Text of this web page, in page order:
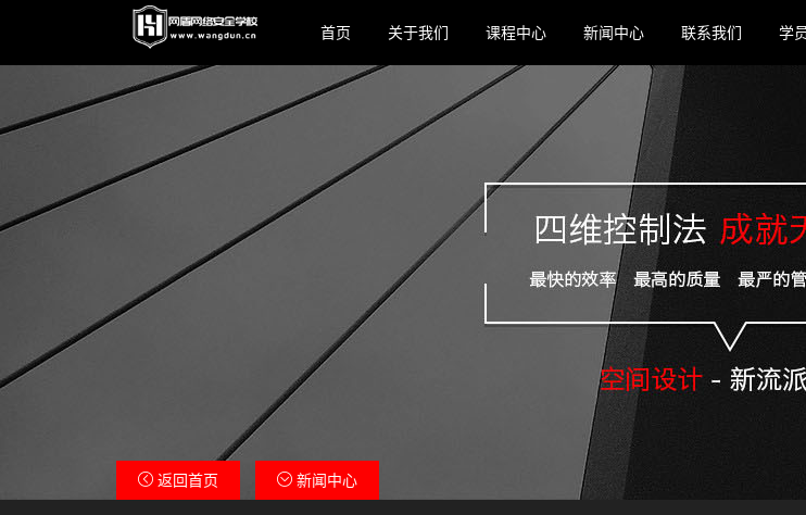
首页 关于我们 课程中心 新闻中心 联系我们 学
返回首页 新闻中心